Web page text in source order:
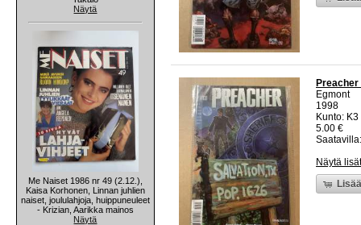
Näytä
Me Naiset 1986 nr 49 (2.12.),
Kaisa Korhonen, Linnan juhlien
naiset, joululahjoja, huippuneuleet
- Krizian, Aarikka mainos
Näytä
Egmont
1998
Kunto:
5.00 €
Näytä